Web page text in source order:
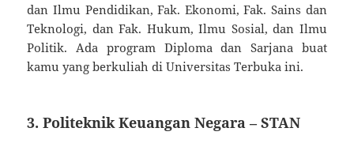
dan Ilmu Pendidikan, Fak. Ekonomi, Fak. Sains dan
Teknologi, dan Fak. Hukum, Ilmu Sosial, dan Ilmu
Politik. Ada program Diploma dan Sarjana buat
kamu yang berkuliah di Universitas Terbuka ini.
3. Politeknik Keuangan Negara – STAN